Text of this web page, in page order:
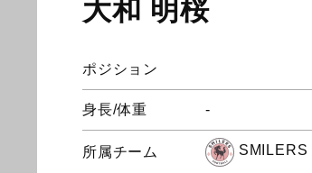
大和 明桜
ポジション
身長/体重 -
所属チーム SMILERS